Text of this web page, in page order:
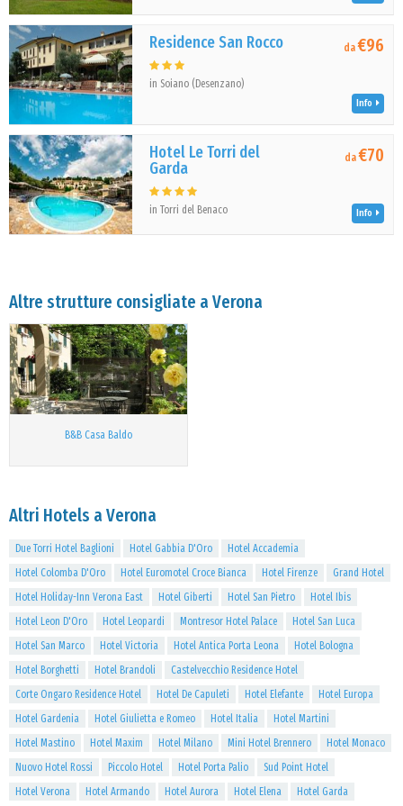
Residence San Rocco
in Soiano (Desenzano)
da€96
Info
Hotel Le Torri del
Garda
in Torri del Benaco
da€70
Info
Altre strutture consigliate a Verona
B&B Casa Baldo
Altri Hotels a Verona
Due Torri Hotel Baglioni Hotel Gabbia D'Oro
Hotel Accademia
Hotel Colomba D'Oro
Hotel Euromotel Croce Bianca Hotel Firenze
Grand Hotel
Hotel Holiday-Inn Verona East
Hotel Giberti Hotel San Pietro
Hotel Ibis
Hotel Leon D'Oro
Hotel Leopardi Montresor Hotel Palace
Hotel San Luca
Hotel San Marco
Hotel Victoria Hotel Antica Porta Leona
Hotel Bologna
Hotel Borghetti
Hotel Brandoli
Castelvecchio Residence Hotel
Corte Ongaro Residence Hotel
Hotel De Capuleti Hotel Elefante
Hotel Europa
Hotel Gardenia
Hotel Giulietta e Romeo Hotel Italia
Hotel Martini
Hotel Mastino
Hotel Maxim Hotel Milano Mini Hotel Brennero
Hotel Monaco
Nuovo Hotel Rossi
Piccolo Hotel Hotel Porta Palio
Sud Point Hotel
Hotel Verona
Hotel Armando Hotel Aurora Hotel Elena
Hotel Garda